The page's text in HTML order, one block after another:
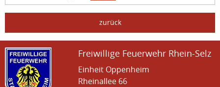
zurück
Freiwillige Feuerwehr Rhein-Selz
Einheit Oppenheim
Rheinallee 66